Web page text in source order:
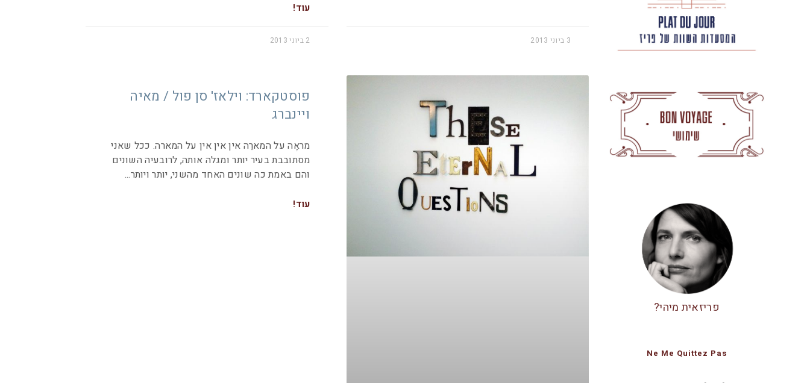
פריזאית מיהי?
Ne Me Quittez Pas
3 ביוני 2013
עוד!
2 ביוני 2013
פוסטקארד: וילאז' סן פול / מאיה
ויינברג
מראֶה על המארֵה אין אין אין על המארה. ככל שאני
מסתובבת בעיר יותר ומגלה אותה, לרובעיה השונים
והם באמת כה שונים האחד מהשני, יותר ויותר
עוד!